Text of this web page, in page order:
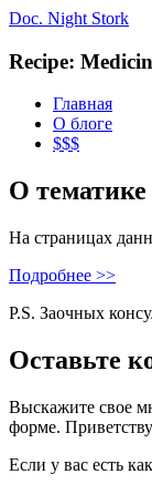
Doc. Night Stork
Recipe:
Главная
О блоге
$$$
О тематике
На страницах
Подробнее >>
P.S. Заочных
Оставьте
Выскажите свое
форме.
Если у вас есть